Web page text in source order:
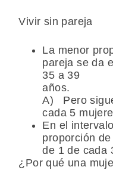
Vivir sin pareja
La menor
pareja se da
35 a 39
A) Pero
cada 5
En el
proporción
de 1 de cada
¿Por qué una